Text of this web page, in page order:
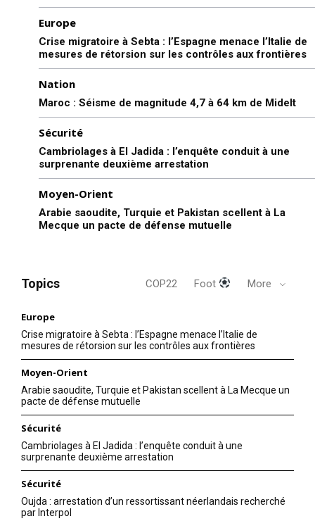
Europe
Crise migratoire à Sebta : l’Espagne menace l’Italie de
mesures de rétorsion sur les contrôles aux frontières
Nation
Maroc : Séisme de magnitude 4,7 à 64 km de Midelt
Sécurité
Cambriolages à El Jadida : l’enquête conduit à une
surprenante deuxième arrestation
Moyen-Orient
Arabie saoudite, Turquie et Pakistan scellent à La
Mecque un pacte de défense mutuelle
Topics COP22 Foot More
Europe
Crise migratoire à Sebta : l’Espagne menace l’Italie de
mesures de rétorsion sur les contrôles aux frontières
Moyen-Orient
Arabie saoudite, Turquie et Pakistan scellent à La Mecque un
pacte de défense mutuelle
Sécurité
Cambriolages à El Jadida : l’enquête conduit à une
surprenante deuxième arrestation
Sécurité
Oujda : arrestation d’un ressortissant néerlandais recherché
par Interpol